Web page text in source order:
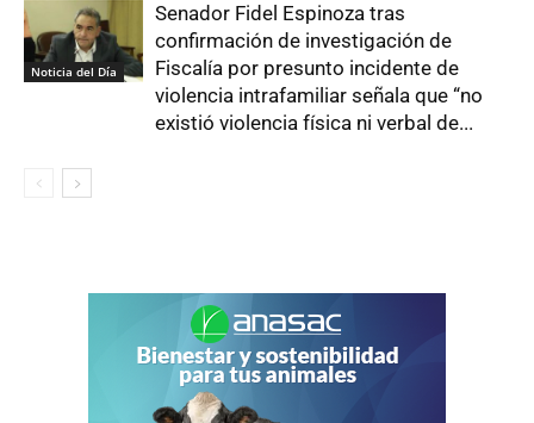
Noticia del Día
Senador Fidel Espinoza tras
confirmación de investigación de
Fiscalía por presunto incidente de
violencia intrafamiliar señala que “no
existió violencia física ni verbal de...